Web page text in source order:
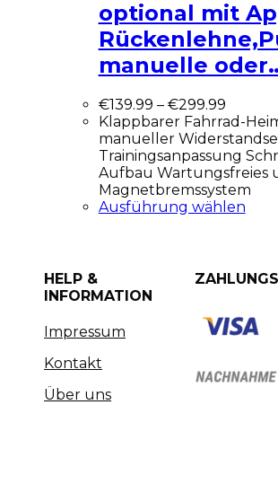
optional mit
manuelle
€139.99 – €299.99
Klappbarer Fahrrad-
manueller
Trainingsanpassung
Aufbau Wartungsfreies
Magnetbremssystem
Ausführung wählen
HELP &
INFORMATION
Impressum
Kontakt
Über uns